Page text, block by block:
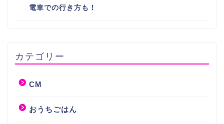
電車での行き方も！
カテゴリー
CM
おうちごはん